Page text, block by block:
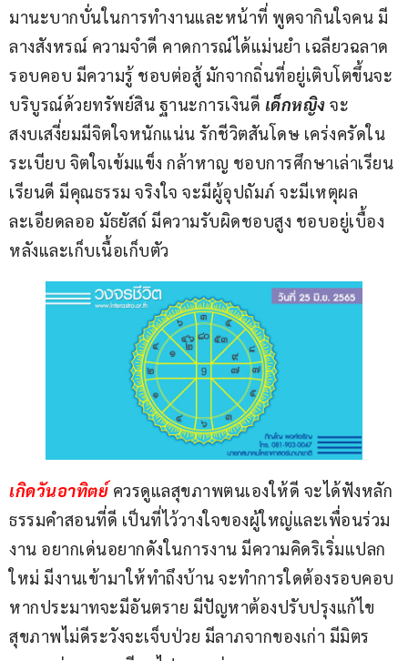
มานะบากบั่นในการทำงานและหน้าที่ พูดจากินใจคน มี
ลางสังหรณ์ ความจำดี คาดการณ์ได้แม่นยำ เฉลียวฉลาด
รอบคอบ มีความรู้ ชอบต่อสู้ มักจากถิ่นที่อยู่เติบโตขึ้นจะ
บริบูรณ์ด้วยทรัพย์สิน ฐานะการเงินดี เด็กหญิง จะ
สงบเสงี่ยมมีจิตใจหนักแน่น รักชีวิตสันโดษ เคร่งครัดใน
ระเบียบ จิตใจเข้มแข็ง กล้าหาญ ชอบการศึกษาเล่าเรียน
เรียนดี มีคุณธรรม จริงใจ จะมีผู้อุปถัมภ์ จะมีเหตุผล
ละเอียดลออ มัธยัสถ์ มีความรับผิดชอบสูง ชอบอยู่เบื้อง
หลังและเก็บเนื้อเก็บตัว
เกิดวันอาทิตย์ ควรดูแลสุขภาพตนเองให้ดี จะได้ฟังหลัก
ธรรมคำสอนที่ดี เป็นที่ไว้วางใจของผู้ใหญ่และเพื่อนร่วม
งาน อยากเด่นอยากดังในการงาน มีความคิดริเริ่มแปลก
ใหม่ มีงานเข้ามาให้ทำถึงบ้าน จะทำการใดต้องรอบคอบ
หากประมาทจะมีอันตราย มีปัญหาต้องปรับปรุงแก้ไข
สุขภาพไม่ดีระวังจะเจ็บป่วย มีลาภจากของเก่า มีมิตร